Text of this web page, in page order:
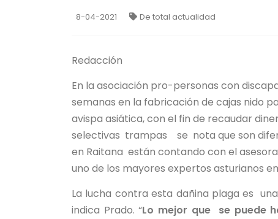
8-04-2021 De total actualidad
Redacción
En la asociación pro-personas con
semanas en la fabricación de cajas nido
avispa asiática, con el fin de recaudar
selectivas trampas se nota que son
en Raitana están contando con el
uno de los mayores expertos asturianos
La lucha contra esta dañina plaga es
indica Prado. “Lo mejor que se puede